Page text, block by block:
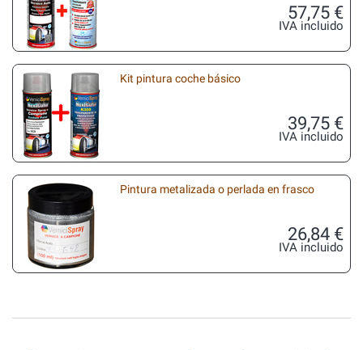
57,75 €
IVA incluido
Kit pintura coche básico
39,75 €
IVA incluido
Pintura metalizada o perlada en frasco
26,84 €
IVA incluido